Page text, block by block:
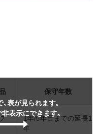
表が見られます。
表示にできます。
保守年数
1年/5年目までの延長1
年